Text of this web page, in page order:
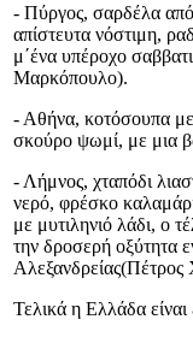
- Πύργος, σαρδέλα
απίστευτα νόστιμη,
μ΄ένα υπέροχο
Μαρκόπουλο).
- Αθήνα, κοτόσουπα με
σκούρο ψωμί, με μια
- Λήμνος, χταπόδι
νερό, φρέσκο
με μυτιληνιό λάδι, ο
την δροσερή οξύτητα
Τελικά η Ελλάδα